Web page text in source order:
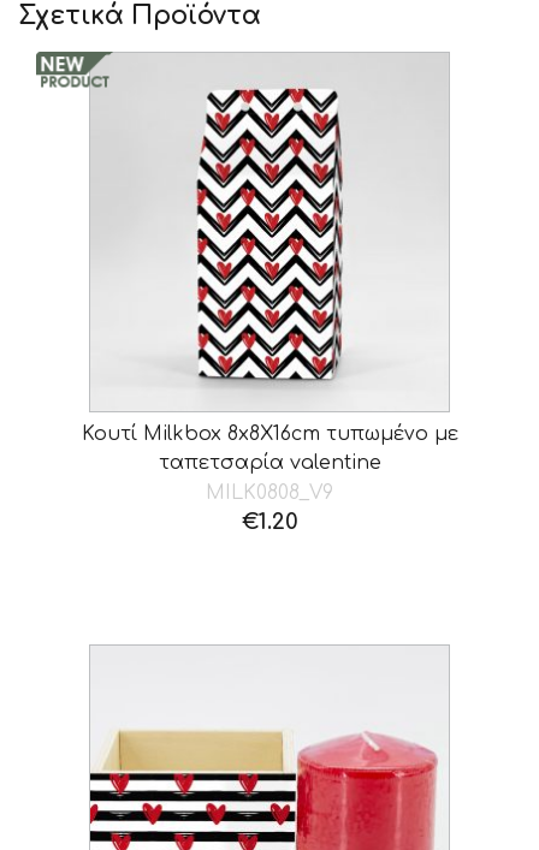
Σχετικά Προϊόντα
Κουτί Milkbox 8x8X16cm τυπωμένο με
ταπετσαρία valentine
MILK0808_V9
€1.20